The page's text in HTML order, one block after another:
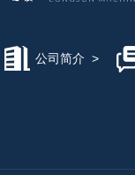
公司简介 >